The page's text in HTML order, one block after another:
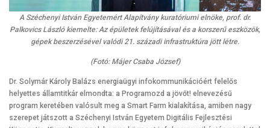
A Széchenyi István Egyetemért Alapítvány kuratóriumi elnöke, prof. dr.
Palkovics László kiemelte: Az épületek felújításával és a korszerű eszközök,
gépek beszerzésével valódi 21. századi infrastruktúra jött létre.
(Fotó: Májer Csaba József)
Dr. Solymár Károly Balázs energiaügyi infokommunikációért felelős
helyettes államtitkár elmondta: a Programozd a jövőt! elnevezésű
program keretében valósult meg a Smart Farm kialakítása, amiben nagy
szerepet játszott a Széchenyi István Egyetem Digitális Fejlesztési